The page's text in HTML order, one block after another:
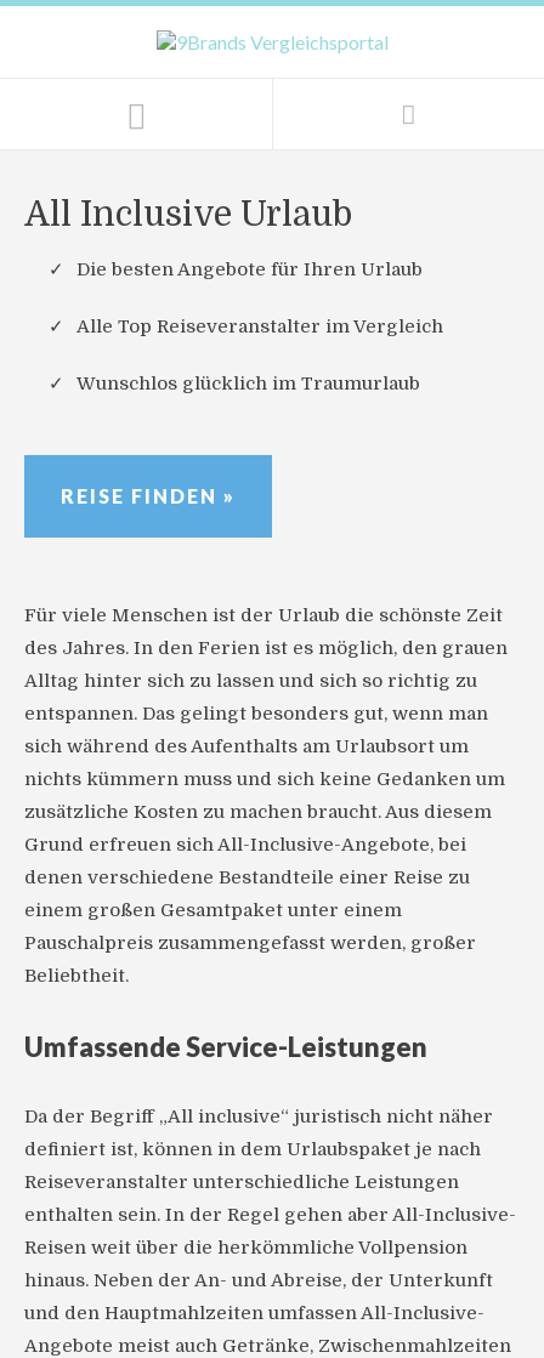
All Inclusive Urlaub
Die besten Angebote für Ihren Urlaub
Alle Top Reiseveranstalter im Vergleich
Wunschlos glücklich im Traumurlaub
REISE FINDEN »
Für viele Menschen ist der Urlaub die schönste Zeit
des Jahres. In den Ferien ist es möglich, den grauen
Alltag hinter sich zu lassen und sich so richtig zu
entspannen. Das gelingt besonders gut, wenn man
sich während des Aufenthalts am Urlaubsort um
nichts kümmern muss und sich keine Gedanken um
zusätzliche Kosten zu machen braucht. Aus diesem
Grund erfreuen sich All-Inclusive-Angebote, bei
denen verschiedene Bestandteile einer Reise zu
einem großen Gesamtpaket unter einem
Pauschalpreis zusammengefasst werden, großer
Beliebtheit.
Umfassende Service-Leistungen
Da der Begriff „All inclusive“ juristisch nicht näher
definiert ist, können in dem Urlaubspaket je nach
Reiseveranstalter unterschiedliche Leistungen
enthalten sein. In der Regel gehen aber All-Inclusive-
Reisen weit über die herkömmliche Vollpension
hinaus. Neben der An- und Abreise, der Unterkunft
und den Hauptmahlzeiten umfassen All-Inclusive-
Angebote meist auch Getränke, Zwischenmahlzeiten